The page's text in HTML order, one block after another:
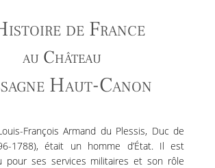
de France
au Château
Haut-Canon
François Armand du Plessis, Duc de
1788), était un homme d’État. Il est
pour ses services militaires et son rôle